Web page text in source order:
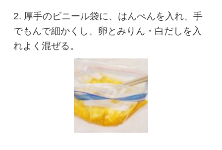
2. 厚手のビニール袋に、はんぺんを入れ、手
でもんで細かくし、卵とみりん・白だしを入
れよく混ぜる。